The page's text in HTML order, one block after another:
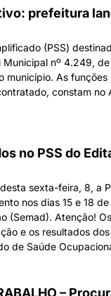
prefeitura
(PSS)
nº 4.249,
município. As
constam
no PSS do
sexta-feira, 8, a
nos dias 15 e 18
(Semad). Atenção!
e os resultados
de Saúde